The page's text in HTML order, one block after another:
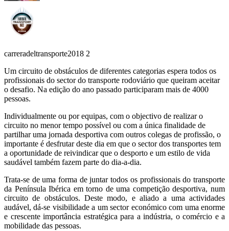
carreradeltransporte2018 2
Um circuito de obstáculos de diferentes categorias espera todos os
profissionais do sector do transporte rodoviário que queiram aceitar
o desafio. Na edição do ano passado participaram mais de 4000
pessoas.
Individualmente ou por equipas, com o objectivo de realizar o
circuito no menor tempo possível ou com a única finalidade de
partilhar uma jornada desportiva com outros colegas de profissão, o
importante é desfrutar deste dia em que o sector dos transportes tem
a oportunidade de reivindicar que o desporto e um estilo de vida
saudável também fazem parte do dia-a-dia.
Trata-se de uma forma de juntar todos os profissionais do transporte
da Península Ibérica em torno de uma competição desportiva, num
circuito de obstáculos. Deste modo, e aliado a uma actividades
audável, dá-se visibilidade a um sector económico com uma enorme
e crescente importância estratégica para a indústria, o comércio e a
mobilidade das pessoas.